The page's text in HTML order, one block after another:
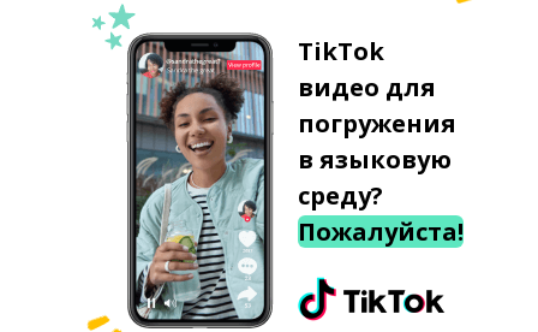
TikTok
видео для
погружения
в языковую
среду?
Пожалуйста!